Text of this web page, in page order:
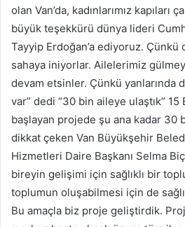
olan Van’da, kadınlarımız kapıları
büyük teşekkürü dünya lideri
Tayyip Erdoğan’a ediyoruz. Çünkü
sahaya iniyorlar. Ailelerimiz
devam etsinler. Çünkü yanlarında
var” dedi “30 bin aileye ulaştık”
başlayan projede şu ana kadar 30
dikkat çeken Van Büyükşehir
Hizmetleri Daire Başkanı Selma
bireyin gelişimi için sağlıklı bir
toplumun oluşabilmesi için de
Bu amaçla biz proje geliştirdik.